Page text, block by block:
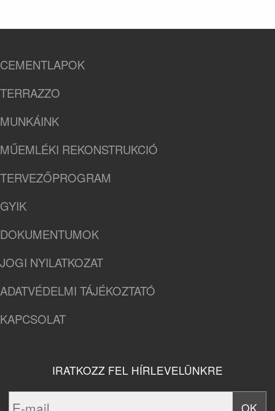
CEMENTLAPOK
TERRAZZO
MUNKÁINK
MŰEMLÉKI REKONSTRUKCIÓ
TERVEZŐPROGRAM
GYIK
DOKUMENTUMOK
JOGI NYILATKOZAT
ADATVÉDELMI TÁJÉKOZTATÓ
KAPCSOLAT
IRATKOZZ FEL HÍRLEVELÜNKRE